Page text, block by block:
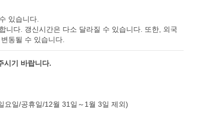
있습니다.
다. 갱신시간은 다소 달라질 수 있습니다. 또한, 외국
동될 수 있습니다.
시기 바랍니다.
일/공휴일/12월 31일～1월 3일 제외)